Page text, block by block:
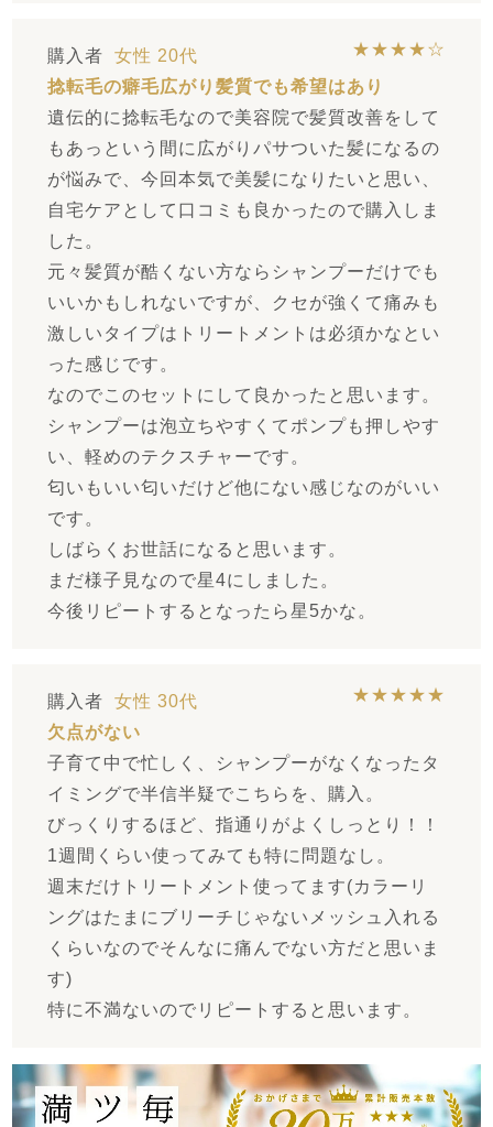
購入者 女性 20代
★★★★☆
捻転毛の癖毛広がり髪質でも希望はあり
遺伝的に捻転毛なので美容院で髪質改善をして
もあっという間に広がりパサついた髪になるの
が悩みで、今回本気で美髪になりたいと思い、
自宅ケアとして口コミも良かったので購入しま
した。
元々髪質が酷くない方ならシャンプーだけでも
いいかもしれないですが、クセが強くて痛みも
激しいタイプはトリートメントは必須かなとい
った感じです。
なのでこのセットにして良かったと思います。
シャンプーは泡立ちやすくてポンプも押しやす
い、軽めのテクスチャーです。
匂いもいい匂いだけど他にない感じなのがいい
です。
しばらくお世話になると思います。
まだ様子見なので星4にしました。
今後リピートするとなったら星5かな。
購入者 女性 30代
★★★★★
欠点がない
子育て中で忙しく、シャンプーがなくなったタ
イミングで半信半疑でこちらを、購入。
びっくりするほど、指通りがよくしっとり！！
1週間くらい使ってみても特に問題なし。
週末だけトリートメント使ってます(カラーリ
ングはたまにブリーチじゃないメッシュ入れる
くらいなのでそんなに痛んでない方だと思いま
す)
特に不満ないのでリピートすると思います。